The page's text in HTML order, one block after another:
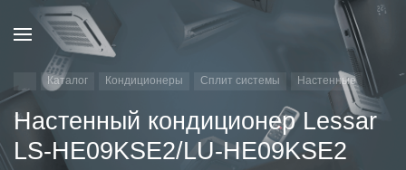
Каталог Кондиционеры Сплит системы Настенные
Настенный кондиционер Lessar
LS-HE09KSE2/LU-HE09KSE2